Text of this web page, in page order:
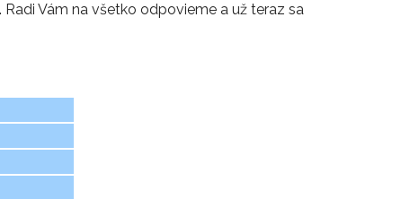
Vám na všetko odpovieme a už teraz sa